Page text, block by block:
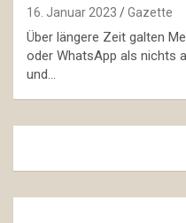
16. Januar 2023 Gazette
Über längere Zeit galten
oder WhatsApp als nichts
und…